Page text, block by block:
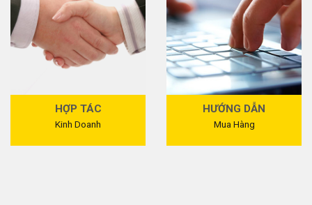
HỢP TÁC
Kinh Doanh
HƯỚNG DẪN
Mua Hàng